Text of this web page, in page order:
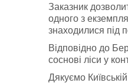
Заказник
одного з
знаходилися під
Відповідно до
соснові ліси у
Дякуємо